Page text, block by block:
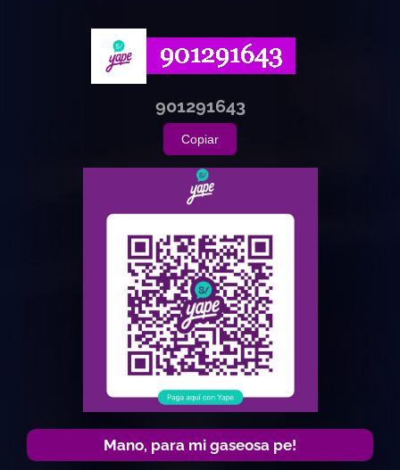
901291643
Copiar
Mano, para mi gaseosa pe!